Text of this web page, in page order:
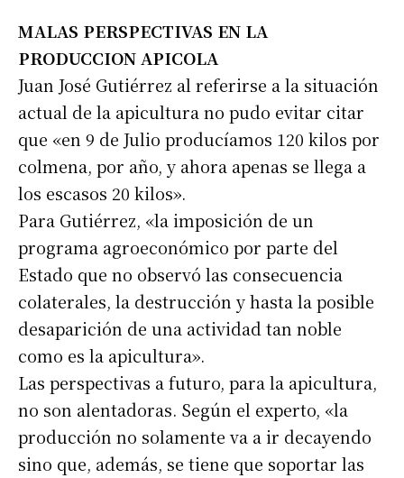
MALAS PERSPECTIVAS EN LA
PRODUCCION APICOLA
Juan José Gutiérrez al referirse a la situación
actual de la apicultura no pudo evitar citar
que «en 9 de Julio producíamos 120 kilos por
colmena, por año, y ahora apenas se llega a
los escasos 20 kilos».
Para Gutiérrez, «la imposición de un
programa agroeconómico por parte del
Estado que no observó las consecuencia
colaterales, la destrucción y hasta la posible
desaparición de una actividad tan noble
como es la apicultura».
Las perspectivas a futuro, para la apicultura,
no son alentadoras. Según el experto, «la
producción no solamente va a ir decayendo
sino que, además, se tiene que soportar las